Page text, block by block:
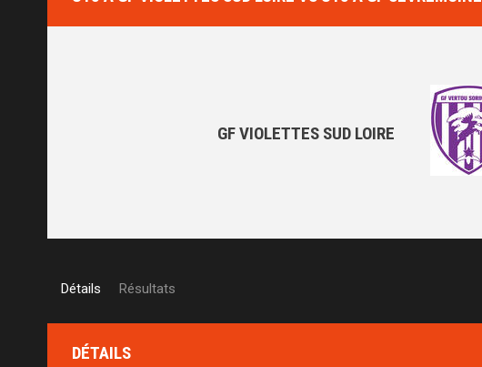
GF VIOLETTES SUD LOIRE
Détails Résultats
DÉTAILS